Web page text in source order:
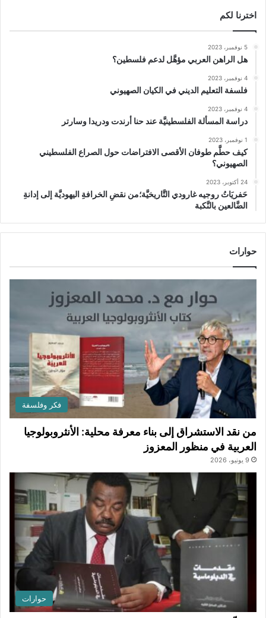
اخترنا لكم
5 نوفمبر، 2023
هل الراهن العربي مؤهَّل لدعم فلسطين؟
4 نوفمبر، 2023
فلسفة التعليم الديني في الكيان الصهيوني
4 نوفمبر، 2023
دراسة المسألة الفلسطينيَّة عند حنا أرندت ودريدا وسارتر
1 نوفمبر، 2023
كيف حطَّم طوفان الأقصى الافتراضات حول الصراع الفلسطيني
الصهيوني؟
24 أكتوبر، 2023
حَفريَاتُ روجيه غارودي التَّاريخيَّة؛من نقضِ الخرافةِ اليهوديَّة إلى إدانةِ
الضَّالعين بالنَّكبة
حوارات
فكر وفلسفة
من نقد الاستشراق إلى بناء معرفة محلية: الأنثروبولوجيا
العربية في منظور المعزوز
9 يونيو، 2026
حوارات